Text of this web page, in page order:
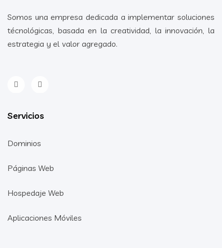
Somos una empresa dedicada a implementar soluciones
técnológicas, basada en la creatividad, la innovación, la
estrategia y el valor agregado.
Servicios
Dominios
Páginas Web
Hospedaje Web
Aplicaciones Móviles